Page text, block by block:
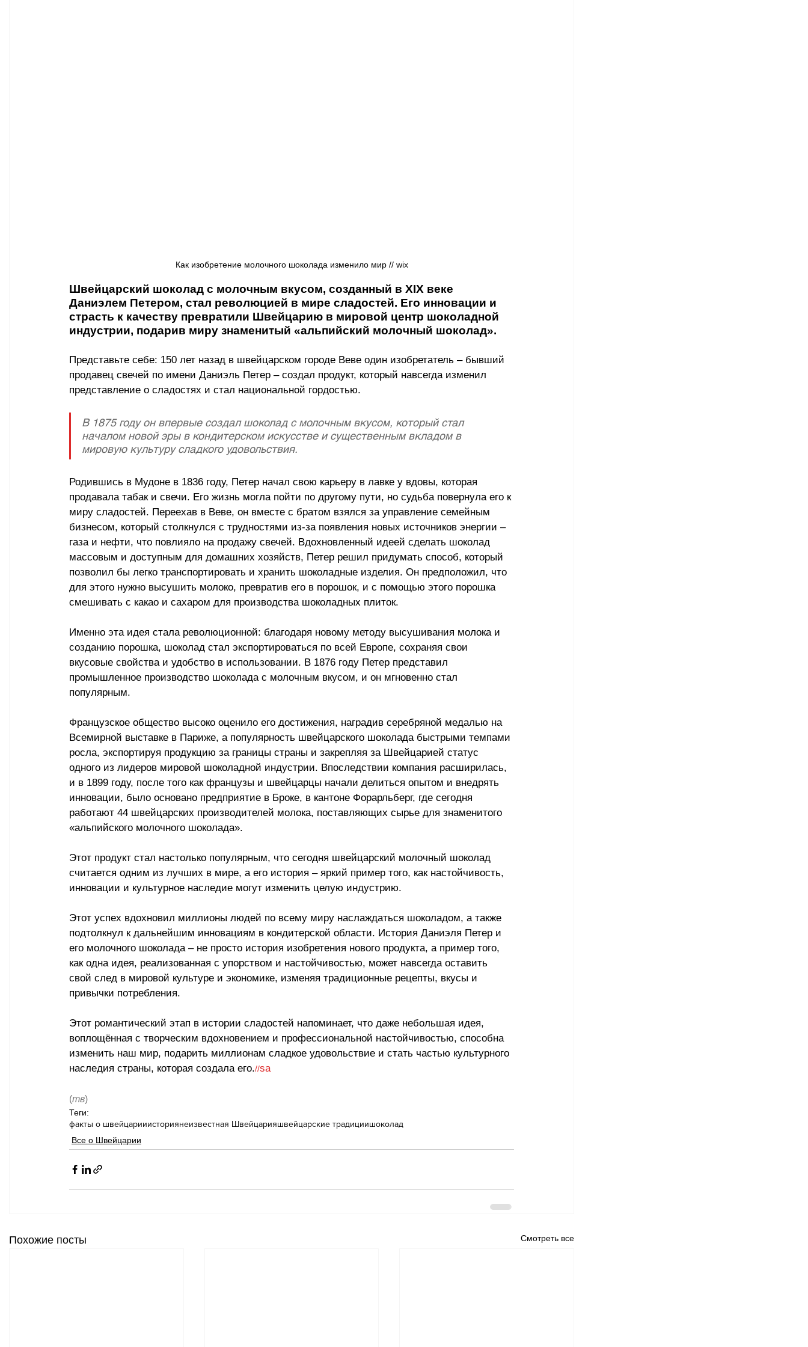
Как изобретение молочного шоколада изменило мир // wix
Швейцарский шоколад с молочным вкусом, созданный в XIX веке
Даниэлем Петером, стал революцией в мире сладостей. Его инновации и
страсть к качеству превратили Швейцарию в мировой центр шоколадной
индустрии, подарив миру знаменитый «альпийский молочный шоколад».
Представьте себе: 150 лет назад в швейцарском городе Веве один изобретатель – бывший
продавец свечей по имени Даниэль Петер – создал продукт, который навсегда изменил
представление о сладостях и стал национальной гордостью.
В 1875 году он впервые создал шоколад с молочным вкусом, который стал
началом новой эры в кондитерском искусстве и существенным вкладом в
мировую культуру сладкого удовольствия.
Родившись в Мудоне в 1836 году, Петер начал свою карьеру в лавке у вдовы, которая
продавала табак и свечи. Его жизнь могла пойти по другому пути, но судьба повернула его к
миру сладостей. Переехав в Веве, он вместе с братом взялся за управление семейным
бизнесом, который столкнулся с трудностями из-за появления новых источников энергии –
газа и нефти, что повлияло на продажу свечей. Вдохновленный идеей сделать шоколад
массовым и доступным для домашних хозяйств, Петер решил придумать способ, который
позволил бы легко транспортировать и хранить шоколадные изделия. Он предположил, что
для этого нужно высушить молоко, превратив его в порошок, и с помощью этого порошка
смешивать с какао и сахаром для производства шоколадных плиток.
Именно эта идея стала революционной: благодаря новому методу высушивания молока и
созданию порошка, шоколад стал экспортироваться по всей Европе, сохраняя свои
вкусовые свойства и удобство в использовании. В 1876 году Петер представил
промышленное производство шоколада с молочным вкусом, и он мгновенно стал
популярным.
Французское общество высоко оценило его достижения, наградив серебряной медалью на
Всемирной выставке в Париже, а популярность швейцарского шоколада быстрыми темпами
росла, экспортируя продукцию за границы страны и закрепляя за Швейцарией статус
одного из лидеров мировой шоколадной индустрии. Впоследствии компания расширилась,
и в 1899 году, после того как французы и швейцарцы начали делиться опытом и внедрять
инновации, было основано предприятие в Броке, в кантоне Форарльберг, где сегодня
работают 44 швейцарских производителей молока, поставляющих сырье для знаменитого
«альпийского молочного шоколада».
Этот продукт стал настолько популярным, что сегодня швейцарский молочный шоколад
считается одним из лучших в мире, а его история – яркий пример того, как настойчивость,
инновации и культурное наследие могут изменить целую индустрию.
Этот успех вдохновил миллионы людей по всему миру наслаждаться шоколадом, а также
подтолкнул к дальнейшим инновациям в кондитерской области. История Даниэля Петер и
его молочного шоколада – не просто история изобретения нового продукта, а пример того,
как одна идея, реализованная с упорством и настойчивостью, может навсегда оставить
свой след в мировой культуре и экономике, изменяя традиционные рецепты, вкусы и
привычки потребления.
Этот романтический этап в истории сладостей напоминает, что даже небольшая идея,
воплощённая с творческим вдохновением и профессиональной настойчивостью, способна
изменить наш мир, подарить миллионам сладкое удовольствие и стать частью культурного
наследия страны, которая создала его.//sa
(тв)
Теги:
факты о швейцарииисториянеизвестная Швейцарияшвейцарские традициишоколад
Все о Швейцарии
Похожие посты Смотреть все